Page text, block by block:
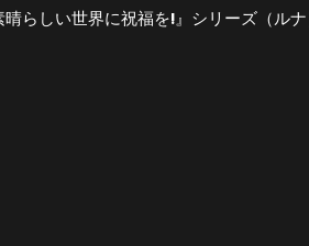
らしい世界に祝福を!』シリーズ（ルナ